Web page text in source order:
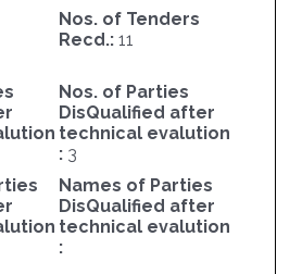
Nos. of Tenders
Recd.: 11
Nos. of Parties
DisQualified after
technical evalution
: 3
Names of Parties
DisQualified after
technical evalution
: